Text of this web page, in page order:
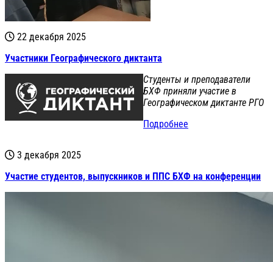
22 декабря 2025
Участники Географического диктанта
Студенты и преподаватели
БХФ приняли участие в
Географическом диктанте РГО
Подробнее
3 декабря 2025
Участие студентов, выпускников и ППС БХФ на конференции